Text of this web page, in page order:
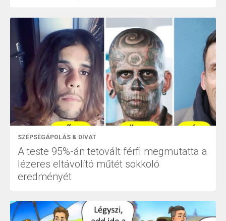
SZÉPSÉGÁPOLÁS & DIVAT
A teste 95%-án tetovált férfi megmutatta a
lézeres eltávolító műtét sokkoló
eredményét